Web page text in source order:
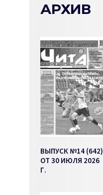
АРХИВ
ВЫПУСК №14 (642)
ОТ 30 ИЮЛЯ 2026
Г.